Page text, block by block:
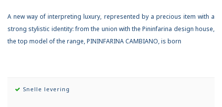
A new way of interpreting luxury, represented by a precious item with a
strong stylistic identity: from the union with the Pininfarina design house,
the top model of the range, PININFARINA CAMBIANO, is born
Snelle levering